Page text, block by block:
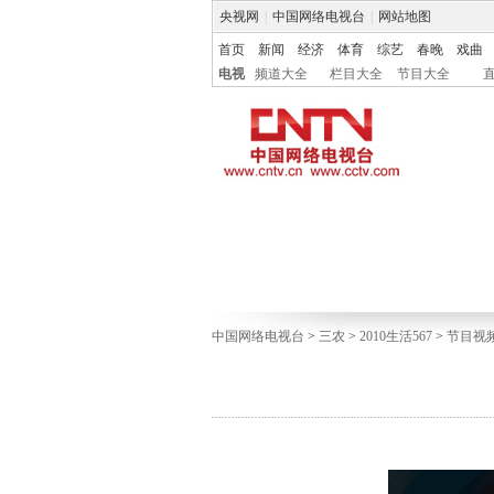
央视网 中国网络电视台 网站地图
首页 新闻 经济 体育 综艺 春晚
戏曲
电视
频道大全 栏目大全 节目大全
中国网络电视台 > 三农 > 2010生活567 > 节目视